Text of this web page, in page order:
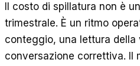
Il costo di spillatura non è
trimestrale. È un ritmo
conteggio, una lettura della
conversazione correttiva. Il